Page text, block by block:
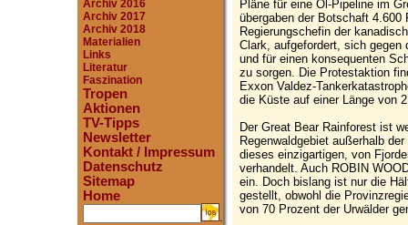
Archiv 2016
Archiv 2017
Archiv 2018
Materialien
Links
Literatur
Faszination
Tropen
Aktionen
TV-Tipps
Newsletter
Kontakt / Impressum
Datenschutz
Sitemap
Home
.
Pläne für eine Öl-Pipeline im
übergaben der Botschaft 4.600
Regierungschefin der
Clark, aufgefordert, sich gegen
und für einen konsequenten
zu sorgen. Die Protestaktion
Exxon Valdez-
die Küste auf einer Länge von
Der Great Bear Rainforest ist
Regenwaldgebiet außerhalb
dieses einzigartigen, von
verhandelt. Auch ROBIN
ein. Doch bislang ist nur die
gestellt, obwohl die
von 70 Prozent der Urwälder